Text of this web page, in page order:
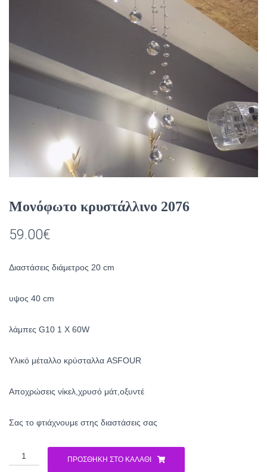
Μονόφωτο κρυστάλλινο 2076
59.00€
Διαστάσεις διάμετρος 20 cm
υψος 40 cm
λάμπες G10 1 X 60W
Yλικό μέταλλο κρύσταλλα ASFOUR
Αποχρώσεις νίκελ,χρυσό μάτ,οξυντέ
Σας το φτιάχνουμε στης διαστάσεις σας
Μονόφωτο
κρυστάλλινο
ΠΡΟΣΘΉΚΗ ΣΤΟ ΚΑΛΆΘΙ